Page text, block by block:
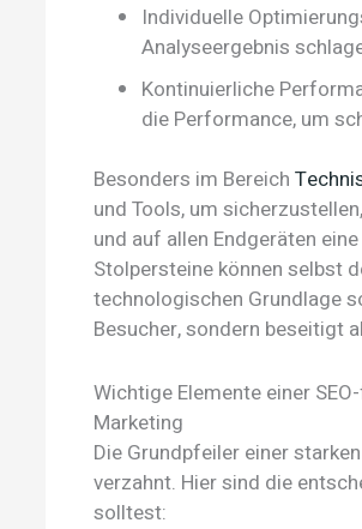
Individuelle
Analyseergebnis
Kontinuierliche
die Performance, um
Besonders im Bereich
und Tools, um
und auf allen Endgeräten
Stolpersteine können selbst
technologischen Grundlage
Besucher, sondern beseitigt
Wichtige Elemente einer
Marketing
Die Grundpfeiler einer
verzahnt. Hier sind die
solltest: